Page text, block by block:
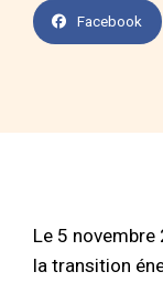
Facebook
Le 5
la transition